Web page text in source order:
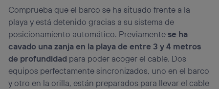
Comprueba que el barco se ha situado frente a la
playa y está detenido gracias a su sistema de
posicionamiento automático. Previamentese ha
cavado una zanja en la playa de entre 3 y 4 metros
de profundidad para poder acoger el cable. Dos
equipos perfectamente sincronizados, uno en el barco
y otro en la orilla, están preparados para llevar el cable